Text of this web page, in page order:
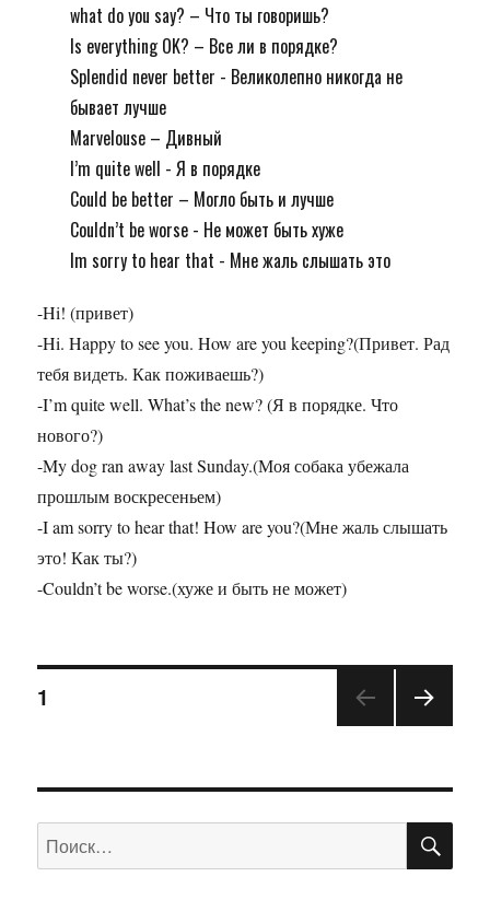
what do you say? – Что ты говоришь?
Is everуthing OK? – Все ли в порядке?
Splendid never better - Великолепно никогда не
бывает лучше
Marvelouse – Дивный
I’m quite well - Я в порядке
Could be better – Могло быть и лучше
Couldn’t be worse - Не может быть хуже
Im sorry to hear that - Мне жаль слышать это
-Hi! (привет)
-Hi. Happy to see you. How are you keeping?(Привет. Рад
тебя видеть. Как поживаешь?)
-I’m quite well. What’s the new? (Я в порядке. Что
нового?)
-My dog ran away last Sunday.(Моя собака убежала
прошлым воскресеньем)
-I am sorry to hear that! How are you?(Мне жаль слышать
это! Как ты?)
-Couldn’t be worse.(хуже и быть не может)
1
Искать: